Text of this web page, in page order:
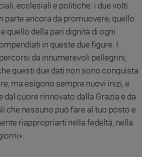
ecclesiali e politiche: i due volti
parte ancora da promuovere, quello
quello della pari dignità di ogni
in queste due figure. I
da innumerevoli pellegrini,
questi due dati non sono conquista
ma esigono sempre nuovi inizi, e
dal cuore rinnovato dalla Grazia e da
che nessuno può fare al tuo posto e
riappropriarti nella fedeltà, nella